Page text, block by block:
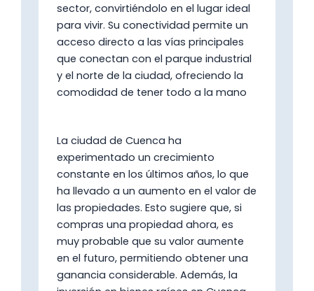
sector, convirtiéndolo en el lugar ideal
para vivir. Su conectividad permite un
acceso directo a las vías principales
que conectan con el parque industrial
y el norte de la ciudad, ofreciendo la
comodidad de tener todo a la mano
La ciudad de Cuenca ha
experimentado un crecimiento
constante en los últimos años, lo que
ha llevado a un aumento en el valor de
las propiedades. Esto sugiere que, si
compras una propiedad ahora, es
muy probable que su valor aumente
en el futuro, permitiendo obtener una
ganancia considerable​. Además, la